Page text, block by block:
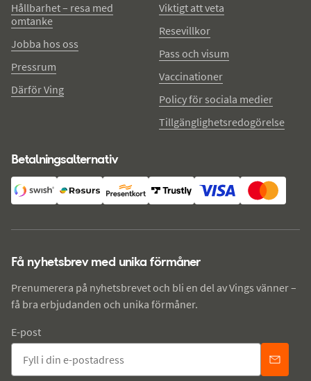
Hållbarhet – resa med
omtanke
Jobba hos oss
Pressrum
Därför Ving
Viktigt att veta
Resevillkor
Pass och visum
Vaccinationer
Policy för sociala medier
Tillgänglighetsredogörelse
Betalningsalternativ
Få nyhetsbrev med unika förmåner
Prenumerera på nyhetsbrevet och bli en del av Vings vänner –
få bra erbjudanden och unika förmåner.
E-post